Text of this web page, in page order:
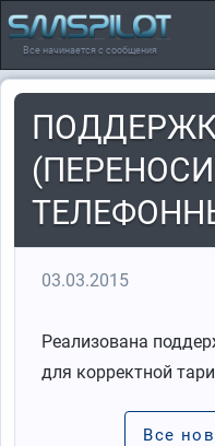
Все начинается с сообщения
03.03.2015
Реализована
для корректной
Все